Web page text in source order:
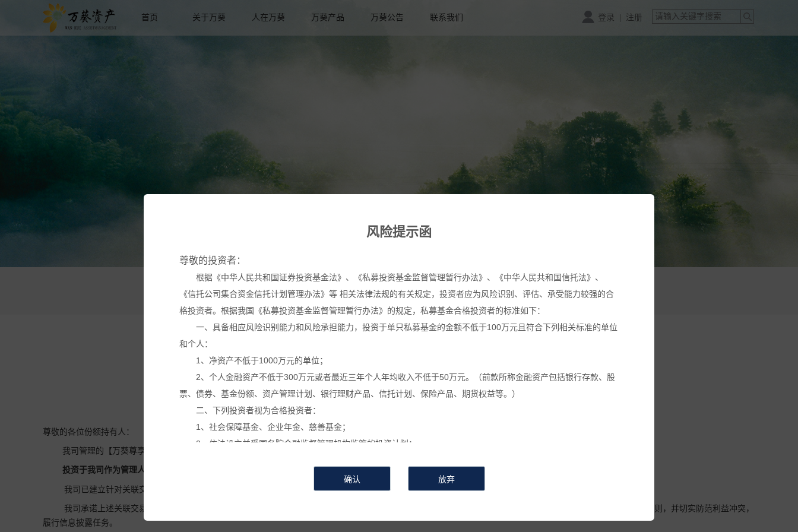
首页 关于万葵 人在万葵 万葵产品 万葵公告 联系我们 登录 注册
风险提示函
尊敬的投资者：
根据《中华人民共和国证券投资基金法》、《私募投资基金监督管理暂行办法》、《中华人民共和国信托法》、
《信托公司集合资金信托计划管理办法》等 相关法律法规的有关规定，投资者应为风险识别、评估、承受能力较强的合
格投资者。根据我国《私募投资基金监督管理暂行办法》的规定，私募基金合格投资者的标准如下：
一、具备相应风险识别能力和风险承担能力，投资于单只私募基金的金额不低于100万元且符合下列相关标准的单位
和个人：
1、净资产不低于1000万元的单位；
2、个人金融资产不低于300万元或者最近三年个人年均收入不低于50万元。（前款所称金融资产包括银行存款、股
票、债券、基金份额、资产管理计划、银行理财产品、信托计划、保险产品、期货权益等。）
二、下列投资者视为合格投资者：
1、社会保障基金、企业年金、慈善基金；
2、依法设立并受国务院金融监督管理机构监管的投资计划；
本网站所载的各种信息和数据等仅供参考, 并不构成广告或销售要约, 或买入任何证券、基金或其它投资工具的建
万葵公告 万葵新闻 万葵分享 万葵活动
时间：2023-03-01
关于私募基金进行关联交易的告知函
尊敬的各位份额持有人：
我司管理的【万葵尊享15号家族私募证券投资基金】拟按照本基金合同约定进行关联交易，具体事项为
投资于我司作为管理人的【万葵聚富湾168号家族私募证券投资基金】。
我司已建立针对关联交易的特殊决策机制，已建立不得利用关联交易进行利益输送、内幕交易和操作市场等违法违规活动的关联交易回避机制。
我司承诺上述关联交易事项不存在利益输送、内幕交易或操作市场等违法违规活动，在运用本基金财产进行上述关联交易时，遵循本基金份额持有人利益优先的原则，并切实防范利益冲突，
履行信息披露任务。